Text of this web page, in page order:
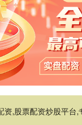
,股票配资炒股平台